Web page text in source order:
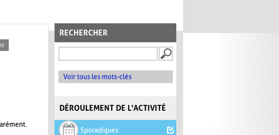
RECHERCHER
Voir tous les mots-clés
DÉROULEMENT DE L'ACTIVITÉ
Sporadiques